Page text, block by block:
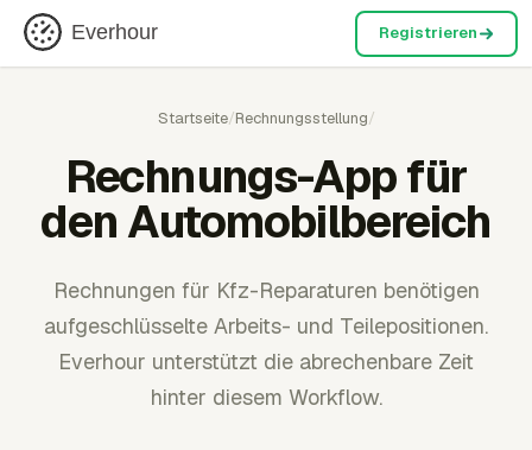
Everhour Registrieren
Startseite/Rechnungsstellung/
Rechnungs-App für
den Automobilbereich
Rechnungen für Kfz-Reparaturen benötigen
aufgeschlüsselte Arbeits- und Teilepositionen.
Everhour unterstützt die abrechenbare Zeit
hinter diesem Workflow.